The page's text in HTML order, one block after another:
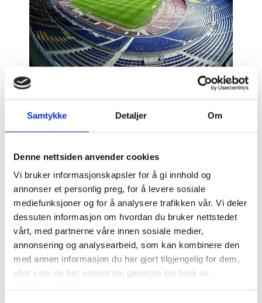
Samtykke Detaljer Om
Denne nettsiden anvender cookies
Vi bruker informasjonskapsler for å gi innhold og
annonser et personlig preg, for å levere sosiale
mediefunksjoner og for å analysere trafikken vår. Vi deler
dessuten informasjon om hvordan du bruker nettstedet
vårt, med partnerne våre innen sosiale medier,
annonsering og analysearbeid, som kan kombinere den
med annen informasjon du har gjort tilgjengelig for dem,
eller som de har samlet inn gjennom din bruk av
FC Barcelona spiller alle hjemmekampene sine
i fotballens tempel, Camp Nou.
Stadionet har for øyeblikket en kapasitet på
99 354 tilskuere, og er under åpen himmel.
Det jobbes nå på stadion for å utvide
sitteplassene til 105 000 plasser, der alle
tribunene er under tak. Camp Nou-museet blir
også oppdater.
Hvis du deltar på en FC Barcelona-kamp, vil du
bli overrasket over hvor vennlig stemningen er
der. Å gå på fotballkamp i Barcelona er en ekte
familiebegivenhet.